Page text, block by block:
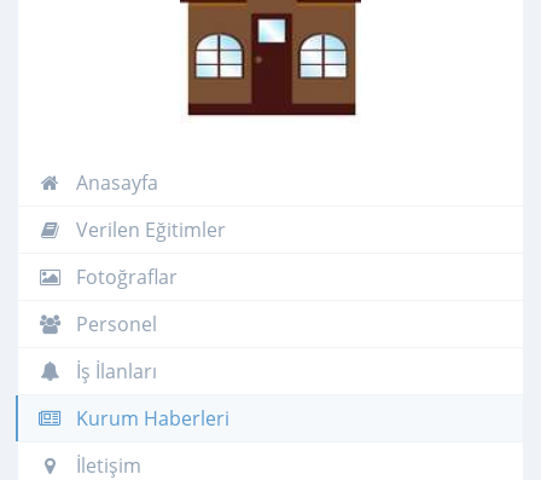
Anasayfa
Verilen Eğitimler
Fotoğraflar
Personel
İş İlanları
Kurum Haberleri
İletişim